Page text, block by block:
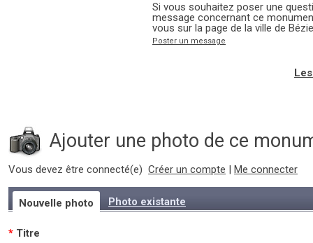
Si vous souhaitez poser une
message concernant ce
vous sur la page de la ville de
Poster un message
Ajouter une photo de ce
Vous devez être connecté(e) Créer un compte | Me connecter
Nouvelle photo Photo existante
* Titre